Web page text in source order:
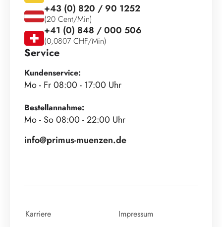
Service
Kundenservice:
Mo - Fr 08:00 - 17:00 Uhr
Bestellannahme:
Mo - So 08:00 - 22:00 Uhr
info@primus-muenzen.de
+43 (0) 820 / 90 1252
(20 Cent/Min)
+41 (0) 848 / 000 506
(0,0807 CHF/Min)
Karriere
Impressum